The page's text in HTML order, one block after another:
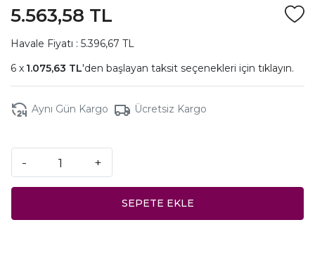
5.563,58 TL
Havale Fiyatı : 5.396,67 TL
1.075,63 TL'den başlayan taksit seçenekleri için tıklayın.
Aynı Gün Kargo Ücretsiz Kargo
- +
SEPETE EKLE